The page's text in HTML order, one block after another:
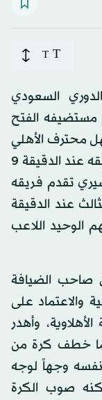
T
T
السعودي
الفتح
محترف الأهلي
أيوانيس فيتفا، تسجيل أول أهداف فريقه عند الدقيقة 9
تقدم فريقه
الثالث عند الدقيقة
الوحيد اللاعب
صاحب الضيافة
والاعتماد على
وأهدر
خطف كرة من
وجهاً لوجه
صوب الكرة